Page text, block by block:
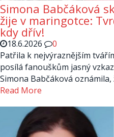
Simona Babčáková
žije v maringotce:
kdy dřív!
18.6.2026
0
Patřila k nejvýraznějším
posílá fanouškům jasný
Simona Babčáková
Read More